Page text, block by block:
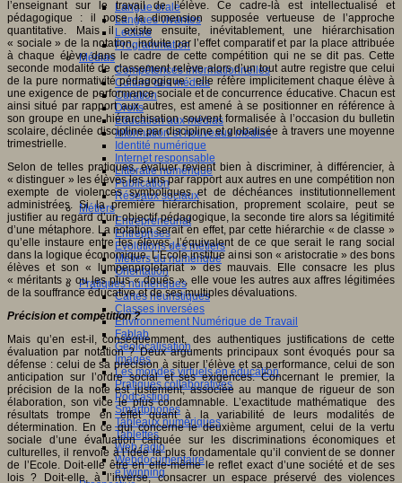
Langue orale
Langues vivantes
Lecture
Programmation
Médias
Compétences informationnelles
Culture des médias
Curation
Droits
Education aux médias
Information et nouveaux médias
Identité numérique
Internet responsable
Littératie numérique
Publication
Réseaux sociaux
Métiers
Entrepreneuriat
Entreprises
Evolutions des métiers
Métiers du numérique
Orientation
Pratiques numériques
Cartes heuristiques
Classes inversées
Environnement Numérique de Travail
Fablab
Géolocalisation
Images
Les mondes virtuels en éducation
Pratiques collaboratives
Podcasting
Smartphones
Tableaux numériques
Tablettes
Web radio
Webdocumentaire
eTwinning
l’enseignant sur le travail de l’élève. Ce cadre-là est intellectualisé et
pédagogique : il pose la dimension supposée vertueuse de l’approche
quantitative. Mais il existe ensuite, inévitablement, une hiérarchisation
« sociale » de la notation, induite par l’effet comparatif et par la place attribuée
à chaque élève dans le cadre de cette compétition qui ne se dit pas. Cette
seconde modalité de classement relève alors d’un tout autre registre que celui
de la pure normativité pédagogique : elle réfère implicitement chaque élève à
une exigence de performance sociale et de concurrence éducative. Chacun est
ainsi situé par rapport aux autres, est amené à se positionner en référence à
son groupe en une hiérarchisation souvent formalisée à l’occasion du bulletin
scolaire, déclinée discipline par discipline et globalisée à travers une moyenne
trimestrielle.
Selon de telles pratiques, évaluer revient bien à discriminer, à différencier, à
« distinguer » les élèves les uns par rapport aux autres en une compétition non
exempte de violences symboliques et de déchéances institutionnellement
administrées. Si la première hiérarchisation, proprement scolaire, peut se
justifier au regard d’un objectif pédagogique, la seconde tire alors sa légitimité
d’une métaphore. La notation serait en effet, par cette hiérarchie « de classe »
qu’elle instaure entre les élèves, l’équivalent de ce que serait le rang social
dans la logique économique. L’Ecole institue ainsi son « aristocratie » des bons
élèves et son « lumpenproletariat » des mauvais. Elle consacre les plus
« méritants » ou les plus « doués », elle voue les autres aux affres légitimées
de la souffrance éducative et de ses multiples dévaluations.
Précision et compétition ?
Mais qu’en est-il, conséquemment, des authentiques justifications de cette
évaluation par notation ? Deux arguments principaux sont évoqués pour sa
défense : celui de sa précision à situer l’élève et sa performance, celui de son
anticipation sur l’ordre social et ses exigences. Concernant le premier, la
précision de la note est justement, associée au manque de rigueur de son
élaboration, son vice le plus condamnable. L’exactitude mathématique des
résultats trompe en effet quant à la variabilité de leurs modalités de
détermination. En ce qui concerne le deuxième argument, celui de la vertu
sociale d’une évaluation calquée sur les discriminations économiques et
culturelles, il renvoie à l’idée la plus fondamentale qu’il convient de se donner
de l’Ecole. Doit-elle être en elle-même le reflet exact d’une société et de ses
lois ? Doit-elle, à l’inverse, consacrer un espace préservé des violences